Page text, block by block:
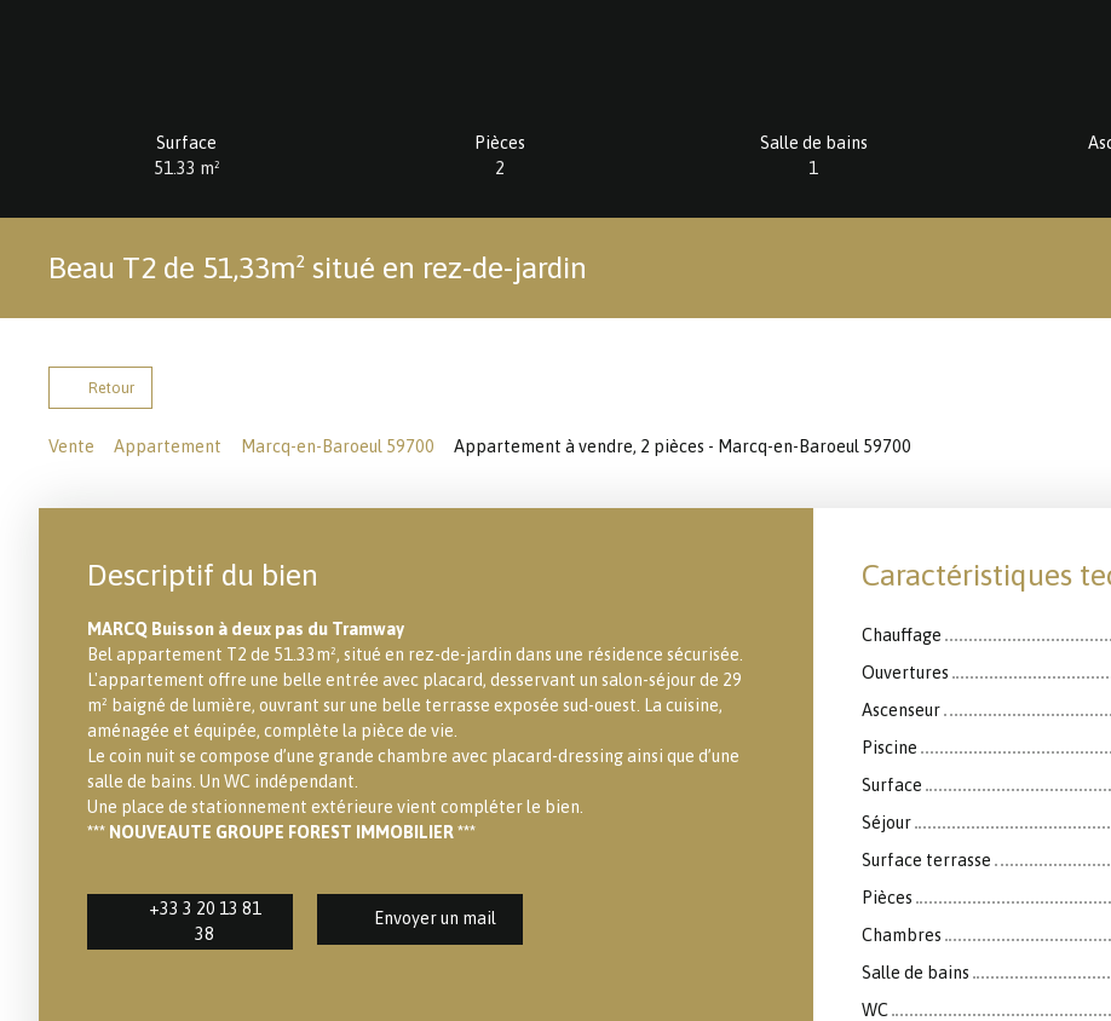
Surface
51.33 m²
Pièces
2
Salle de bains
1
Beau T2 de 51,33m² situé en rez-de-jardin
Retour
Vente Appartement Marcq-en-Baroeul 59700 Appartement à vendre, 2 pièces - Marcq-en-Baroeul 59700
Descriptif du bien
MARCQ Buisson à deux pas du Tramway
Bel appartement T2 de 51.33m², situé en rez-de-jardin dans une résidence sécurisée.
L'appartement offre une belle entrée avec placard, desservant un salon-séjour de 29
m² baigné de lumière, ouvrant sur une belle terrasse exposée sud-ouest. La cuisine,
aménagée et équipée, complète la pièce de vie.
Le coin nuit se compose d’une grande chambre avec placard-dressing ainsi que d’une
salle de bains. Un WC indépendant.
Une place de stationnement extérieure vient compléter le bien.
*** NOUVEAUTE GROUPE FOREST IMMOBILIER ***
+33 3 20 13 81
38
Envoyer un mail
Caractéristiques
Chauffage
Ouvertures
Ascenseur
Piscine
Surface
Séjour
Surface terrasse
Pièces
Chambres
Salle de bains
WC